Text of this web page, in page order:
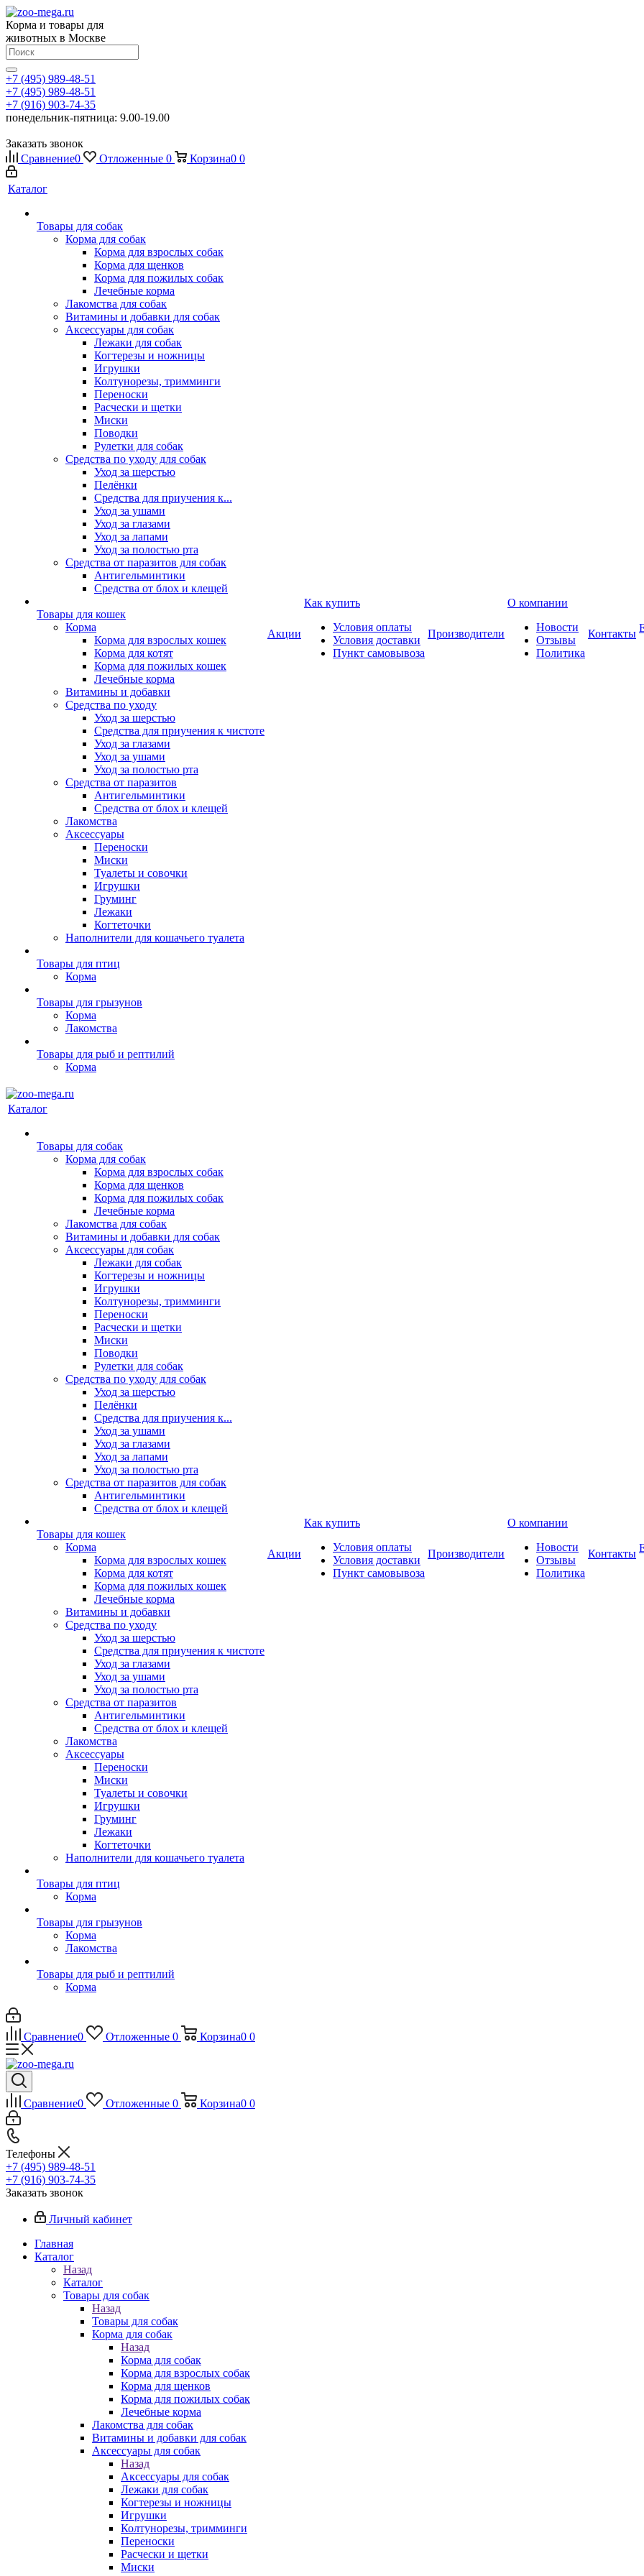
Корма и товары для
животных в Москве
+7 (495) 989-48-51
+7 (495) 989-48-51
+7 (916) 903-74-35
понедельник-пятница: 9.00-19.00
Заказать звонок
Сравнение0 Отложенные 0 Корзина0 0
Каталог
Товары для собак
Корма для собак
Корма для взрослых собак
Корма для щенков
Корма для пожилых собак
Лечебные корма
Лакомства для собак
Витамины и добавки для собак
Аксессуары для собак
Лежаки для собак
Когтерезы и ножницы
Игрушки
Колтунорезы, тримминги
Переноски
Расчески и щетки
Миски
Поводки
Рулетки для собак
Средства по уходу для собак
Уход за шерстью
Пелёнки
Средства для приучения к...
Уход за ушами
Уход за глазами
Уход за лапами
Уход за полостью рта
Средства от паразитов для собак
Антигельминтики
Средства от блох и клещей
Товары для кошек
Корма
Корма для взрослых кошек
Корма для котят
Корма для пожилых кошек
Лечебные корма
Витамины и добавки
Средства по уходу
Уход за шерстью
Средства для приучения к чистоте
Уход за глазами
Уход за ушами
Уход за полостью рта
Средства от паразитов
Антигельминтики
Средства от блох и клещей
Лакомства
Аксессуары
Переноски
Миски
Туалеты и совочки
Игрушки
Груминг
Лежаки
Когтеточки
Наполнители для кошачьего туалета
Товары для птиц
Корма
Товары для грызунов
Корма
Лакомства
Товары для рыб и рептилий
Корма
Акции
Как купить
Условия оплаты
Условия доставки
Пункт самовывоза
Производители
О компании
Новости
Отзывы
Политика
Контакты
Каталог
Товары для собак
Корма для собак
Корма для взрослых собак
Корма для щенков
Корма для пожилых собак
Лечебные корма
Лакомства для собак
Витамины и добавки для собак
Аксессуары для собак
Лежаки для собак
Когтерезы и ножницы
Игрушки
Колтунорезы, тримминги
Переноски
Расчески и щетки
Миски
Поводки
Рулетки для собак
Средства по уходу для собак
Уход за шерстью
Пелёнки
Средства для приучения к...
Уход за ушами
Уход за глазами
Уход за лапами
Уход за полостью рта
Средства от паразитов для собак
Антигельминтики
Средства от блох и клещей
Товары для кошек
Корма
Корма для взрослых кошек
Корма для котят
Корма для пожилых кошек
Лечебные корма
Витамины и добавки
Средства по уходу
Уход за шерстью
Средства для приучения к чистоте
Уход за глазами
Уход за ушами
Уход за полостью рта
Средства от паразитов
Антигельминтики
Средства от блох и клещей
Лакомства
Аксессуары
Переноски
Миски
Туалеты и совочки
Игрушки
Груминг
Лежаки
Когтеточки
Наполнители для кошачьего туалета
Товары для птиц
Корма
Товары для грызунов
Корма
Лакомства
Товары для рыб и рептилий
Корма
Акции
Как купить
Условия оплаты
Условия доставки
Пункт самовывоза
Производители
О компании
Новости
Отзывы
Политика
Контакты
Сравнение0 Отложенные 0 Корзина0 0
Сравнение0 Отложенные 0 Корзина0 0
Телефоны
+7 (495) 989-48-51
+7 (916) 903-74-35
Заказать звонок
Личный кабинет
Главная
Каталог
Назад
Каталог
Товары для собак
Назад
Товары для собак
Корма для собак
Назад
Корма для собак
Корма для взрослых собак
Корма для щенков
Корма для пожилых собак
Лечебные корма
Лакомства для собак
Витамины и добавки для собак
Аксессуары для собак
Назад
Аксессуары для собак
Лежаки для собак
Когтерезы и ножницы
Игрушки
Колтунорезы, тримминги
Переноски
Расчески и щетки
Миски